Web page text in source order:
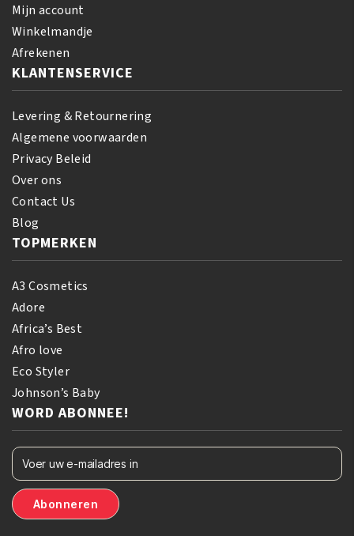
Mijn account
Winkelmandje
Afrekenen
KLANTENSERVICE
Levering & Retournering
Algemene voorwaarden
Privacy Beleid
Over ons
Contact Us
Blog
TOPMERKEN
A3 Cosmetics
Adore
Africa’s Best
Afro love
Eco Styler
Johnson’s Baby
WORD ABONNEE!